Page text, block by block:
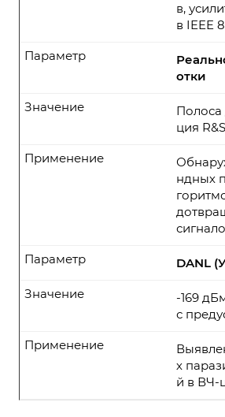
в,
в IEEE
отки
Параметр
ция
Значение
ндных
Применение
DANL
Параметр
-169
с
Значение
х
й в ВЧ-
Применение